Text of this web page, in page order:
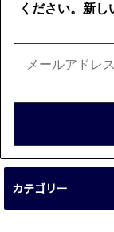
ください。新
カテゴリー